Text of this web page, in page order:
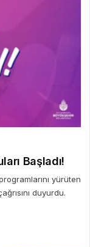
Başladı!
yürüten
duyurdu.